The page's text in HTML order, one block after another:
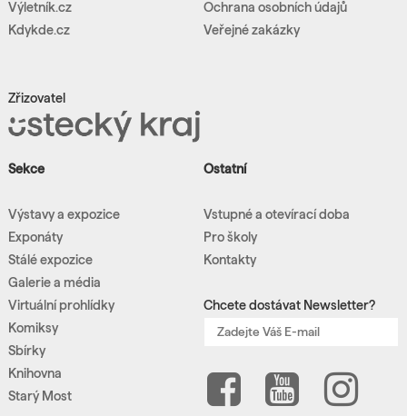
Výletník.cz
Kdykde.cz
Zřizovatel
Ochrana osobních údajů
Veřejné zakázky
Sekce
Výstavy a expozice
Exponáty
Stálé expozice
Galerie a média
Virtuální prohlídky
Komiksy
Sbírky
Knihovna
Starý Most
Ostatní
Vstupné a otevírací doba
Pro školy
Kontakty
Chcete dostávat Newsletter?